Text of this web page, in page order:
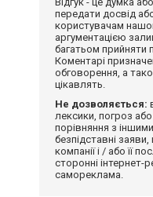
передати досвід
користувачам
аргументацією
багатьом прийняти
Коментарі
обговорення, а
цікавлять.
Не дозволяється:
лексики, погроз
порівняння з
безпідставні
компанії і / або її
сторонні інтернет-
самореклама.